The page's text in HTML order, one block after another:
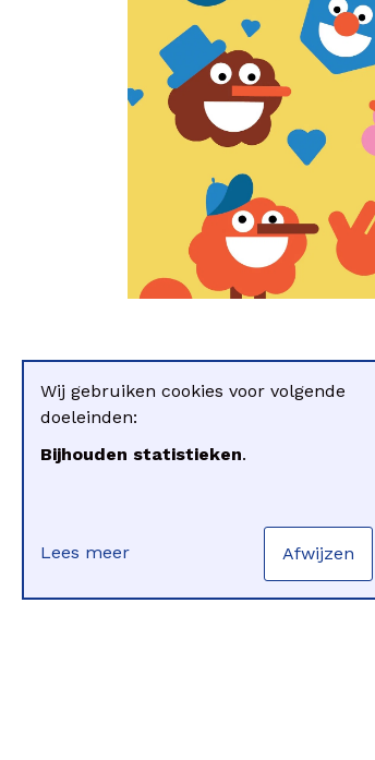
Informatie voor
In de jeugdhulp heb je
hulpverlening. Lees
rechten als kind in de
ontdekken.
Wij gebruiken cookies voor volgende
doeleinden:
Bijhouden statistieken.
Lees meer Afwijzen